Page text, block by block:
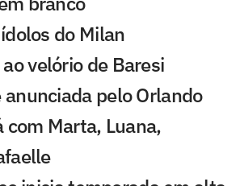
do Milan
velório de Baresi
anunciada pelo Orlando
com Marta, Luana,